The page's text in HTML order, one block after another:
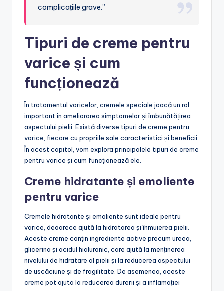
complicațiile grave.”
Tipuri de creme pentru
varice și cum
funcționează
În tratamentul varicelor, cremele speciale joacă un rol
important în ameliorarea simptomelor și îmbunătățirea
aspectului pielii. Există diverse tipuri de creme pentru
varice, fiecare cu propriile sale caracteristici și beneficii.
În acest capitol, vom explora principalele tipuri de creme
pentru varice și cum funcționează ele.
Creme hidratante și emoliente
pentru varice
Cremele hidratante și emoliente sunt ideale pentru
varice, deoarece ajută la hidratarea și înmuierea pielii.
Aceste creme conțin ingrediente active precum ureea,
glicerina și acidul hialuronic, care ajută la menținerea
nivelului de hidratare al pielii și la reducerea aspectului
de uscăciune și de fragilitate. De asemenea, aceste
creme pot ajuta la reducerea durerii și a inflamației